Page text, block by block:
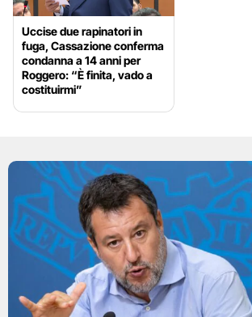
Uccise due rapinatori in
fuga, Cassazione conferma
condanna a 14 anni per
Roggero: “È finita, vado a
costituirmi”